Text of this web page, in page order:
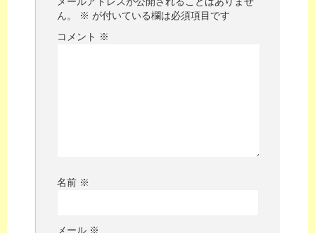
ん。
※ が付いている欄は必須項目です
コメント ※
名前 ※
メール ※